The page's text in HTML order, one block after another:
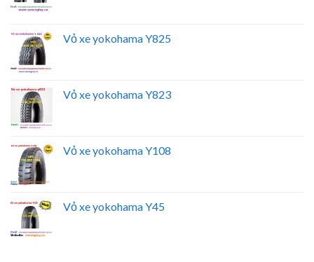
Vỏ xe yokohama Y825
Vỏ xe yokohama Y823
Vỏ xe yokohama Y108
Vỏ xe yokohama Y45